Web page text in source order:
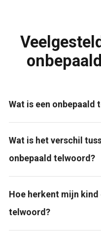
Wat is een onbepaald
Wat is het verschil
onbepaald telwoord?
Hoe herkent mijn kind
telwoord?